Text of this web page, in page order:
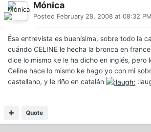
Mónica
Posted February 28, 2008 at 08:32 PM
Ésa entrevista es buenísima, sobre todo la
cuándo CELINE le hecha la bronca en
dice lo mismo ke le ha dicho en inglés, pero
Celine hace lo mismo ke hago yo con mi
castellano, y le riño en catalán
Quote